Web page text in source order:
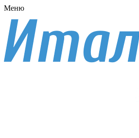
Меню